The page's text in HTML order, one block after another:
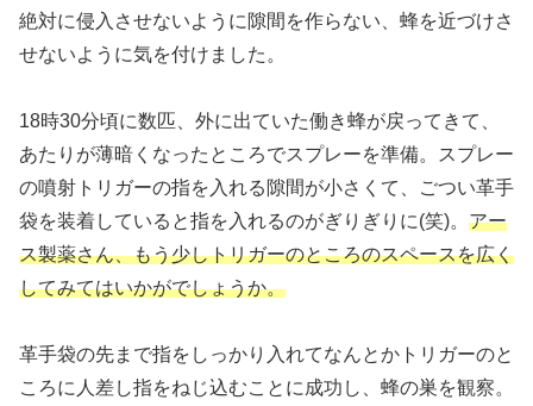
絶対に侵入させないように隙間を作らない、蜂を近づけさ
せないように気を付けました。
18時30分頃に数匹、外に出ていた働き蜂が戻ってきて、
あたりが薄暗くなったところでスプレーを準備。スプレー
の噴射トリガーの指を入れる隙間が小さくて、ごつい革手
袋を装着していると指を入れるのがぎりぎりに(笑)。 アー
ス製薬さん、もう少しトリガーのところのスペースを広く
してみてはいかがでしょうか。
革手袋の先まで指をしっかり入れてなんとかトリガーのと
ころに人差し指をねじ込むことに成功し、蜂の巣を観察。